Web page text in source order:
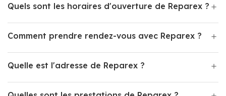
Quels sont les horaires d'ouverture de Reparex ?
Comment prendre rendez-vous avec Reparex ?
Quelle est l'adresse de Reparex ?